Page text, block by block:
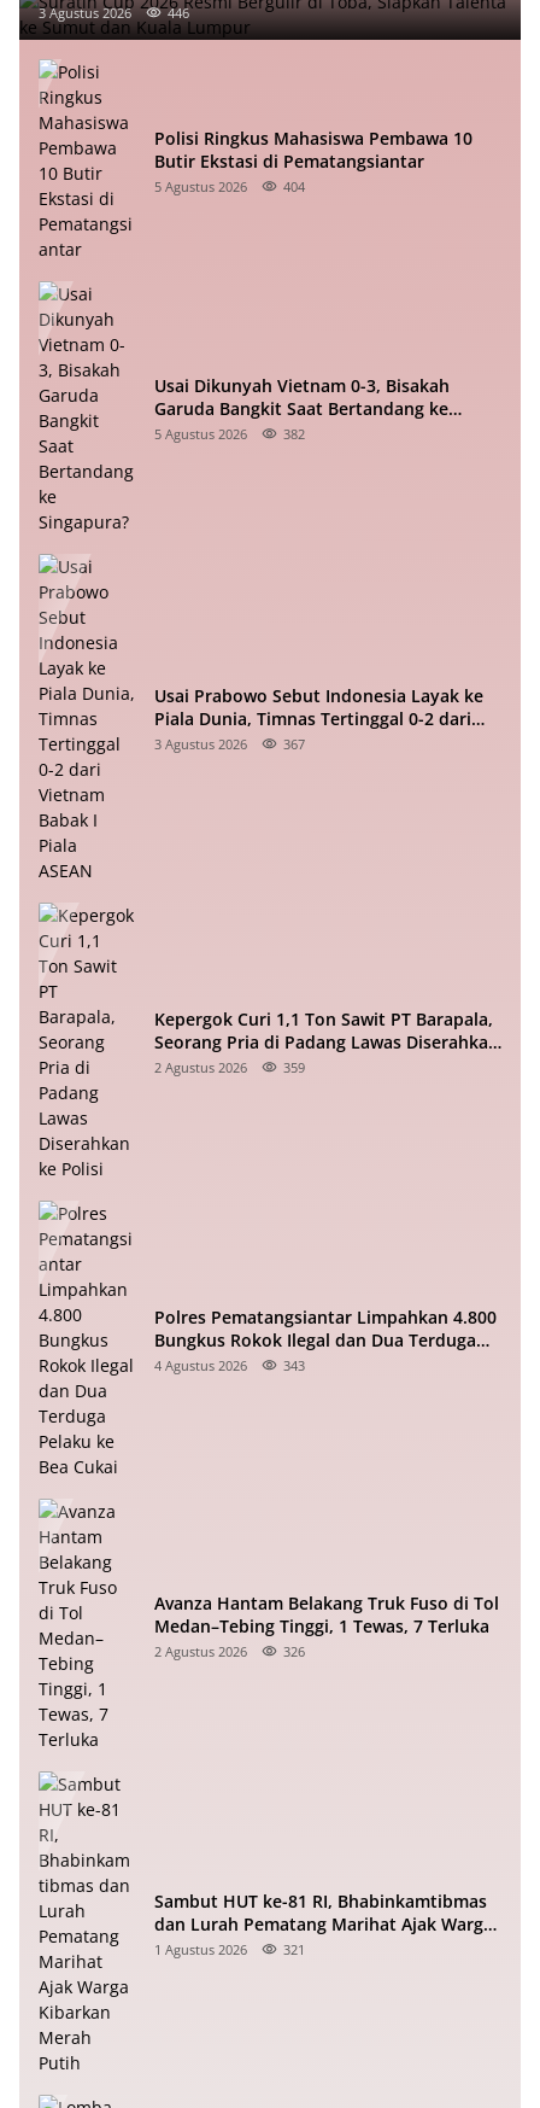
3 Agustus 2026 446
Polisi Ringkus Mahasiswa Pembawa 10
Butir Ekstasi di Pematangsiantar
5 Agustus 2026 404
Usai Dikunyah Vietnam 0-3, Bisakah
Garuda Bangkit Saat Bertandang ke
Singapura?
5 Agustus 2026 382
Usai Prabowo Sebut Indonesia Layak ke
Piala Dunia, Timnas Tertinggal 0-2 dari
Vietnam Babak I Piala ASEAN
3 Agustus 2026 367
Kepergok Curi 1,1 Ton Sawit PT Barapala,
Seorang Pria di Padang Lawas Diserahkan
ke Polisi
2 Agustus 2026 359
Polres Pematangsiantar Limpahkan 4.800
Bungkus Rokok Ilegal dan Dua Terduga
Pelaku ke Bea Cukai
4 Agustus 2026 343
Avanza Hantam Belakang Truk Fuso di Tol
Medan–Tebing Tinggi, 1 Tewas, 7 Terluka
2 Agustus 2026 326
Sambut HUT ke-81 RI, Bhabinkamtibmas
dan Lurah Pematang Marihat Ajak Warga
Kibarkan Merah Putih
1 Agustus 2026 321